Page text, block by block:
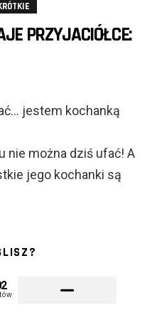
PRZYJACIÓŁCE:
jestem kochanką
nie można dziś ufać! A
jego kochanki są